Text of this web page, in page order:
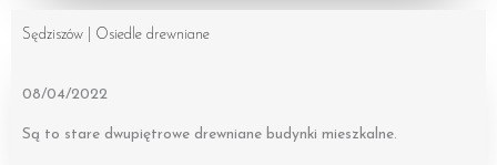
Sędziszów | Osiedle drewniane
08/04/2022
Są to stare dwupiętrowe drewniane budynki mieszkalne.